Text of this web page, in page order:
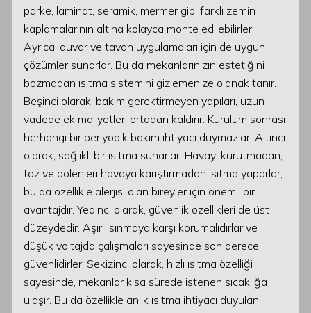
parke, laminat, seramik, mermer gibi farklı zemin
kaplamalarının altına kolayca monte edilebilirler.
Ayrıca, duvar ve tavan uygulamaları için de uygun
çözümler sunarlar. Bu da mekanlarınızın estetiğini
bozmadan ısıtma sistemini gizlemenize olanak tanır.
Beşinci olarak, bakım gerektirmeyen yapıları, uzun
vadede ek maliyetleri ortadan kaldırır. Kurulum sonrası
herhangi bir periyodik bakım ihtiyacı duymazlar. Altıncı
olarak, sağlıklı bir ısıtma sunarlar. Havayı kurutmadan,
toz ve polenleri havaya karıştırmadan ısıtma yaparlar,
bu da özellikle alerjisi olan bireyler için önemli bir
avantajdır. Yedinci olarak, güvenlik özellikleri de üst
düzeydedir. Aşırı ısınmaya karşı korumalıdırlar ve
düşük voltajda çalışmaları sayesinde son derece
güvenlidirler. Sekizinci olarak, hızlı ısıtma özelliği
sayesinde, mekanlar kısa sürede istenen sıcaklığa
ulaşır. Bu da özellikle anlık ısıtma ihtiyacı duyulan